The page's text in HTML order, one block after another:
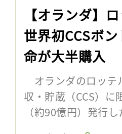
【オランダ】
世界初CCSボ
命が大半購入
オランダのロッテ
収・貯蔵（CCS）に
（約90億円）発行